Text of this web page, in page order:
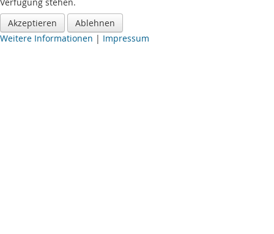
Akzeptieren
Ablehnen
Weitere Informationen | Impressum